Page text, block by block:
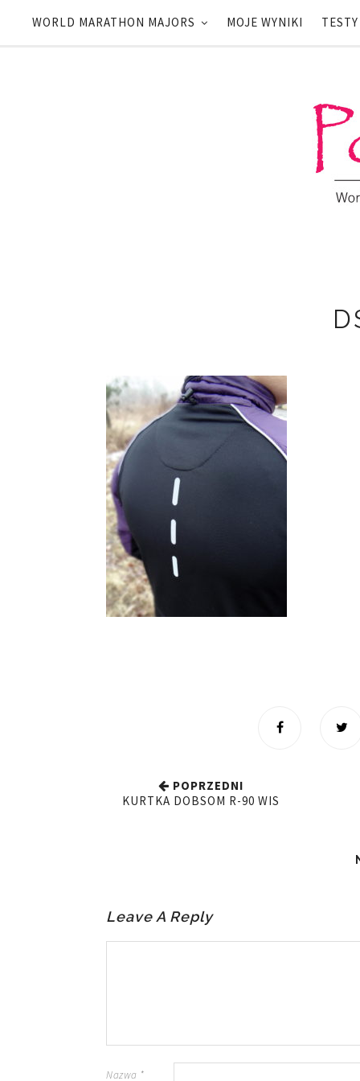
WORLD MARATHON MAJORS MOJE WYNIKI TESTY
POPRZEDNI
KURTKA DOBSOM R-90 WIS
Leave A Reply
Nazwa *